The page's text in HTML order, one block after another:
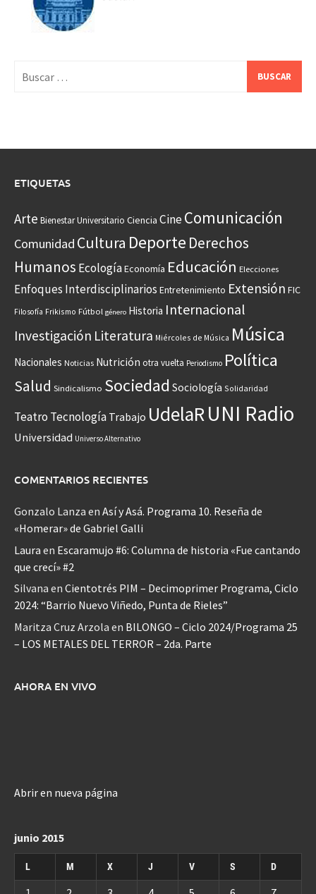
ETIQUETAS
Arte Bienestar Universitario Ciencia CineComunicación
Comunidad Cultura Deporte Derechos
Humanos EcologíaEconomía Educación Elecciones
Enfoques Interdisciplinarios Entretenimiento Extensión FIC
Filosofía Frikismo Fútbol género Historia Internacional
Investigación Literatura Miércoles de Música Música
Nacionales Noticias Nutrición otra vuelta Periodismo Política
Salud Sindicalismo Sociedad Sociología Solidaridad
Teatro Tecnología Trabajo UdelaRUNI Radio
Universidad Universo Alternativo
COMENTARIOS RECIENTES
Gonzalo Lanza en Así y Asá. Programa 10. Reseña de
«Homerar» de Gabriel Galli
Laura en Escaramujo #6: Columna de historia «Fue cantando
que crecí» #2
Silvana en Cientotrés PIM – Decimoprimer Programa, Ciclo
2024: “Barrio Nuevo Viñedo, Punta de Rieles”
Maritza Cruz Arzola en BILONGO – Ciclo 2024/Programa 25
– LOS METALES DEL TERROR – 2da. Parte
AHORA EN VIVO
Abrir en nueva página
junio 2015
L M X J V S D